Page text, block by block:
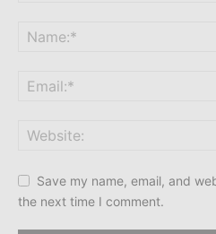
Save my name, email, and
the next time I comment.